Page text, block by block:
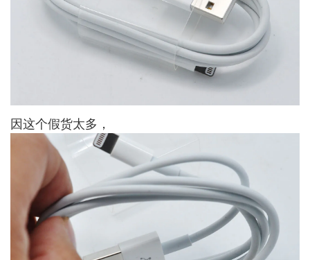
因这个假货太多，